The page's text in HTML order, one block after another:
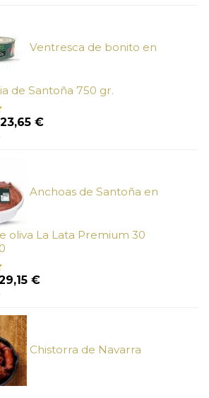
Ventresca de bonito en
de Santoña 750 gr.
El
precio
23,65 €El
Anchoas de Santoña en
oliva La Lata Premium 30
€.
€El
Chistorra de Navarra